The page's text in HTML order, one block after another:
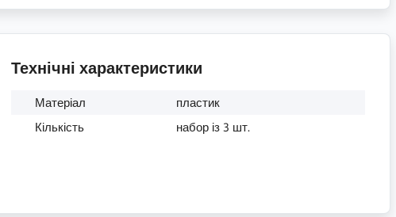
Технічні характеристики
Матеріал
пластик
Кількість
набор із 3 шт.